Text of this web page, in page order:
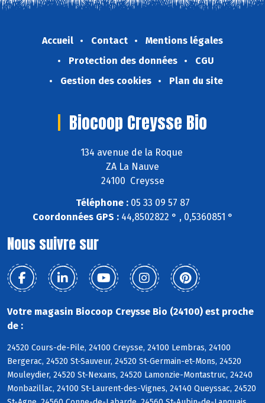
Accueil Contact
Mentions légales
Protection des données
CGU
Gestion des cookies
Plan du site
Biocoop Creysse Bio
134 avenue de la Roque
ZA La Nauve
24100 Creysse
Téléphone :05 33 09 57 87
Coordonnées GPS :44,8502822 ° , 0,5360851 °
Nous suivre sur
Votre magasin Biocoop Creysse Bio (24100) est proche
de :
24520 Cours-de-Pile, 24100 Creysse, 24100 Lembras, 24100
Bergerac, 24520 St-Sauveur, 24520 St-Germain-et-Mons, 24520
Mouleydier, 24520 St-Nexans, 24520 Lamonzie-Montastruc, 24240
Monbazillac, 24100 St-Laurent-des-Vignes, 24140 Queyssac, 24520